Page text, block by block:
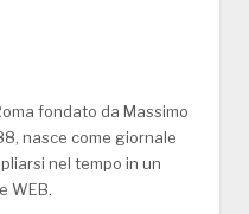
fondato da Massimo
nasce come giornale
nel tempo in un
WEB.